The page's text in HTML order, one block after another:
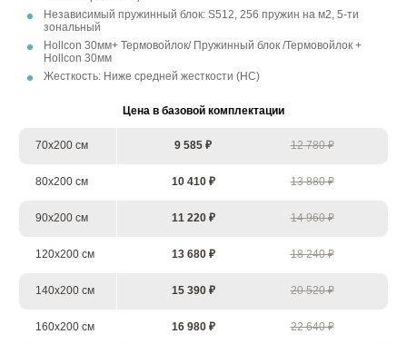
Независимый пружинный блок: S512, 256 пружин на м2, 5-ти
зональный
Hollcon 30мм+ Термовойлок/ Пружинный блок /Термовойлок +
Hollcon 30мм
Жесткость: Ниже средней жесткости (НС)
Цена в базовой комплектации
70х200 см 9 585 ₽ 12 780 ₽
80х200 см 10 410 ₽ 13 880 ₽
90х200 см 11 220 ₽ 14 960 ₽
120х200 см 13 680 ₽ 18 240 ₽
140х200 см 15 390 ₽ 20 520 ₽
160х200 см 16 980 ₽ 22 640 ₽